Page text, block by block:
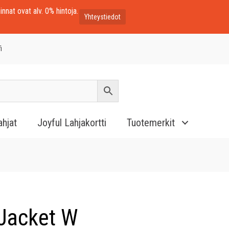
ovat alv. 0% hintoja.
Yhteystiedot
Joyful Lahjakortti Tuotemerkit
W